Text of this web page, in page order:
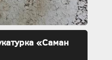
«Саман